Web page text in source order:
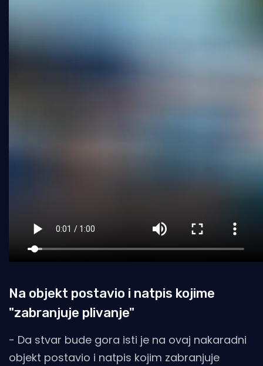
Na objekt postavio i natpis kojime
"zabranjuje plivanje"
- Da stvar bude gora isti je na ovaj nakaradni
objekt postavio i natpis kojim zabranjuje